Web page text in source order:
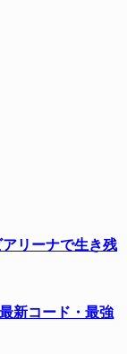
リーナで生き残
新コード・最強